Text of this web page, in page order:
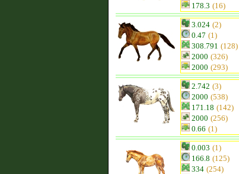
178.3 (16)
3.024 (2)
0.47 (1)
308.791 (128)
2000 (326)
2000 (293)
2.742 (3)
2000 (538)
171.18 (142)
2000 (256)
0.66 (1)
0.003 (1)
166.8 (125)
334 (254)